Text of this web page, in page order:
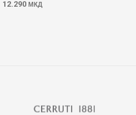
12.290 МКД